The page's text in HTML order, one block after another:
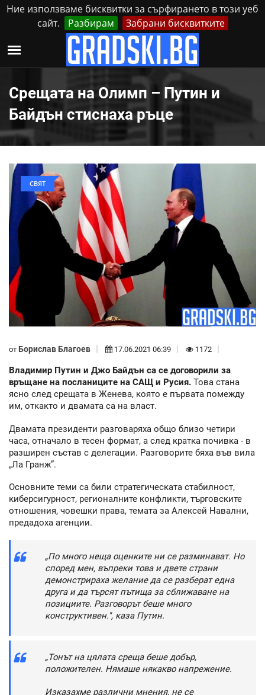
Ние използваме бисквитки за сърфирането в този уеб
сайт.
Разбирам Забрани бисквитките
Събота, 8 Август, 2026 Реклама Контакти
Срещата на Олимп – Путин и
Байдън стиснаха ръце
СВЯТ
от Борислав Благоев 17.06.2021 06:39 1172
Владимир Путин и Джо Байдън са се договорили за
връщане на посланиците на САЩ и Русия. Това стана
ясно след срещата в Женева, която е първата помежду
им, откакто и двамата са на власт.
Двамата президенти разговаряха общо близо четири
часа, отначало в тесен формат, а след кратка почивка - в
разширен състав с делегации. Разговорите бяха във вила
„Ла Гранж”.
Основните теми са били стратегическата стабилност,
киберсигурност, регионалните конфликти, търговските
отношения, човешки права, темата за Алексей Навални,
предадоха агенции.
„По много неща оценките ни се разминават. Но
според мен, въпреки това и двете страни
демонстрираха желание да се разберат една
друга и да търсят пътища за сближаване на
позициите. Разговорът беше много
конструктивен.", каза Путин.
„Тонът на цялата среща беше добър,
положителен. Нямаше някакво напрежение.
Изказахме различни мнения, не се